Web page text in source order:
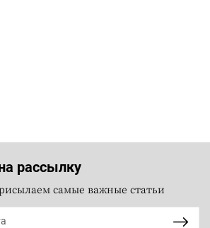
рассылку
самые важные статьи